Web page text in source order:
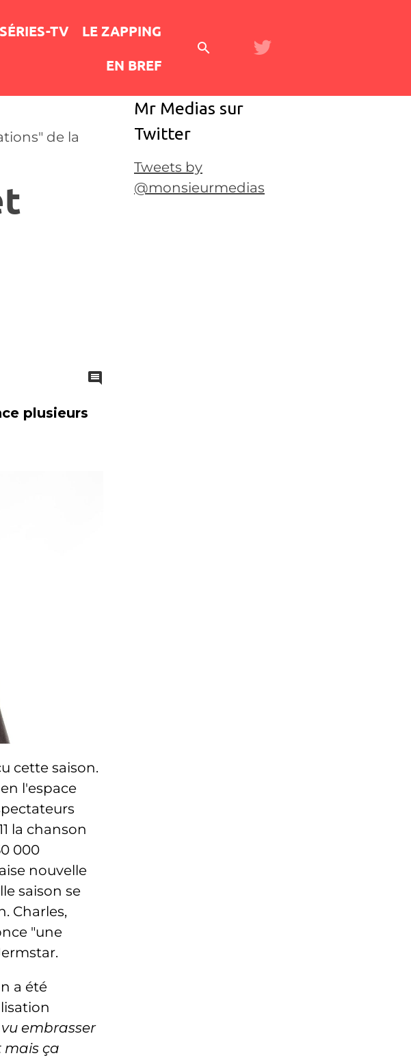
TV
LE ZAPPING
EN BREF
de la
plusieurs
cette saison.
l'espace
la chanson
000
nouvelle
saison se
Charles,
"une
a été
vu embrasser
mais ça
Mr Medias sur
Twitter
Tweets by
@monsieurmedias